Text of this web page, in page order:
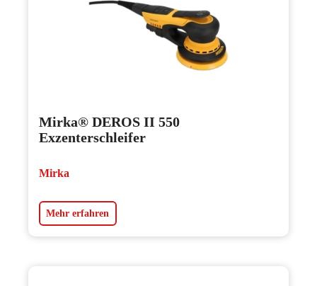
Mirka® DEROS II 550
Exzenterschleifer
Mirka
Mehr erfahren